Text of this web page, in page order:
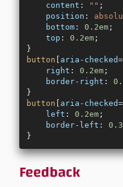
    content
: "" ;
    position
:
    bottom
: 0.2em ;
    top
: 0.2em ;
}
button
aria-checked=
    right
: 0.2em ;
    border-right
:
}
button
aria-checked=
    left
: 0.2em ;
    border-left
:
}
Feedback